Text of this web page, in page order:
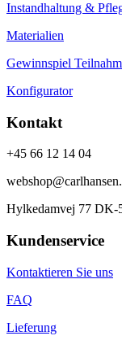
Instandhaltung &
Materialien
Gewinnspiel
Konfigurator
Kontakt
+45 66 12 14 04
Hylkedamvej 77 DK-
Kundenservice
Kontaktieren Sie uns
FAQ
Lieferung